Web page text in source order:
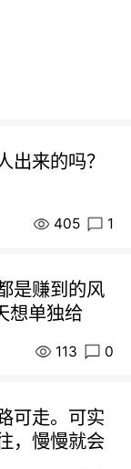
出来的吗？
405 1
是赚到的风
想单独给
113 0
可走。可实
，慢慢就会